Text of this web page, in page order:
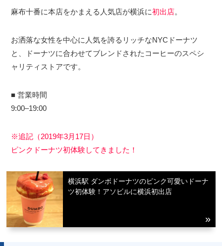
麻布十番に本店をかまえる人気店が横浜に初出店。
お洒落な女性を中心に人気を誇るリッチなNYCドーナツ
と、ドーナツに合わせてブレンドされたコーヒーのスペシ
ャリティストアです。
■ 営業時間
9:00–19:00
※追記（2019年3月17日）
ピンクドーナツ初体験してきました！
横浜駅 ダンボドーナツのピンク可愛いドーナ
ツ初体験！アソビルに横浜初出店
ランキング
ブログ記事